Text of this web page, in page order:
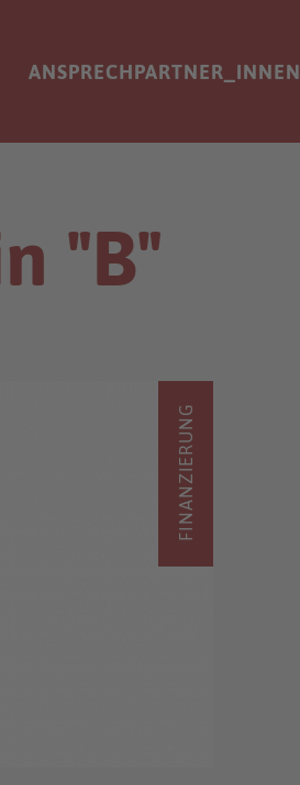
ANSPRECHPARTNER_INNEN
"B"
FINANZIERUNG